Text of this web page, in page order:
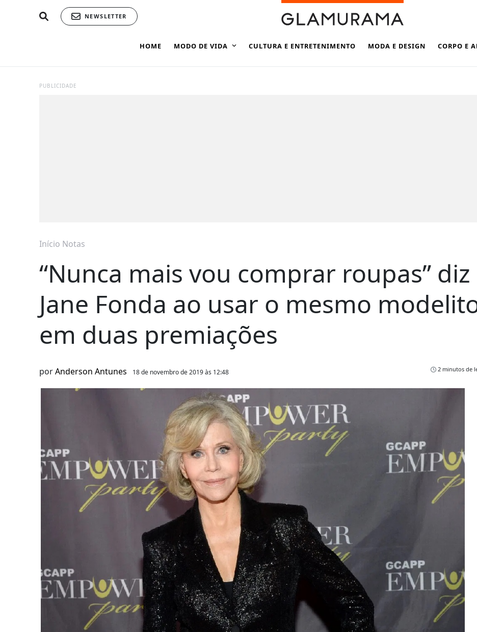
NEWSLETTER
HOME MODO DE VIDA CULTURA E ENTRETENIMENTO MODA E DESIGN CORPO E
PUBLICIDADE
Início Notas
“Nunca mais vou comprar roupas” diz
Jane Fonda ao usar o mesmo
em duas premiações
porAnderson Antunes 18 de novembro de 2019 às 12:48 2 minutos de